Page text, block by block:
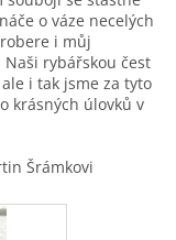
o váze necelých
i můj
rybářskou čest
i tak jsme za tyto
krásných úlovků v
Šrámkovi